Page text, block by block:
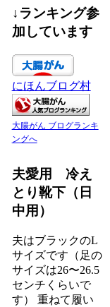
↓ランキング参
加しています
にほんブログ村
大腸がん ブログランキ
ングへ
夫愛用 冷え
とり靴下（日
中用）
夫はブラックのL
サイズです（足の
サイズは26〜26.5
センチくらいで
す） 重ねて履い